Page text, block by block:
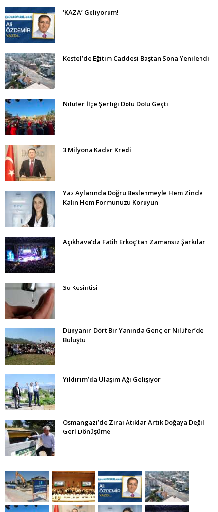
‘KAZA’ Geliyorum!
Kestel’de Eğitim Caddesi Baştan Sona Yenilendi
Nilüfer İlçe Şenliği Dolu Dolu Geçti
3 Milyona Kadar Kredi
Yaz Aylarında Doğru Beslenmeyle Hem Zinde
Kalın Hem Formunuzu Koruyun
Açıkhava’da Fatih Erkoç’tan Zamansız Şarkılar
Su Kesintisi
Dünyanın Dört Bir Yanında Gençler Nilüfer’de
Buluştu
Yıldırım’da Ulaşım Ağı Gelişiyor
Osmangazi’de Zirai Atıklar Artık Doğaya Değil
Geri Dönüşüme